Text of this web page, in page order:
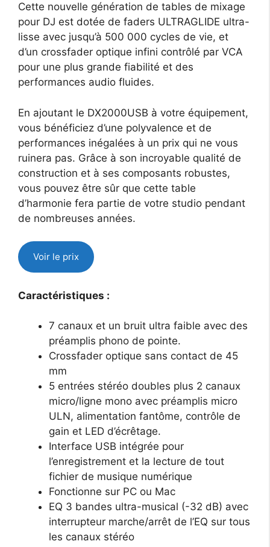
Cette nouvelle génération de tables de mixage
pour DJ est dotée de faders ULTRAGLIDE ultra-
lisse avec jusqu’à 500 000 cycles de vie, et
d’un crossfader optique infini contrôlé par VCA
pour une plus grande fiabilité et des
performances audio fluides.
En ajoutant le DX2000USB à votre équipement,
vous bénéficiez d’une polyvalence et de
performances inégalées à un prix qui ne vous
ruinera pas. Grâce à son incroyable qualité de
construction et à ses composants robustes,
vous pouvez être sûr que cette table
d’harmonie fera partie de votre studio pendant
de nombreuses années.
Voir le prix
Caractéristiques :
7 canaux et un bruit ultra faible avec des
préamplis phono de pointe.
Crossfader optique sans contact de 45
mm
5 entrées stéréo doubles plus 2 canaux
micro/ligne mono avec préamplis micro
ULN, alimentation fantôme, contrôle de
gain et LED d’écrêtage.
Interface USB intégrée pour
l’enregistrement et la lecture de tout
fichier de musique numérique
Fonctionne sur PC ou Mac
EQ 3 bandes ultra-musical (-32 dB) avec
interrupteur marche/arrêt de l’EQ sur tous
les canaux stéréo